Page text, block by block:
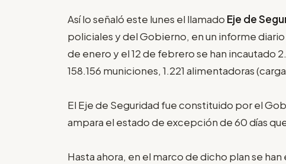
Así lo señaló este lunes el llamado Eje de
policiales y del Gobierno, en un informe
de enero y el 12 de febrero se han incautado
158.156 municiones, 1.221 alimentadoras
El Eje de Seguridad fue constituido por el
ampara el estado de excepción de 60 días
Hasta ahora, en el marco de dicho plan se